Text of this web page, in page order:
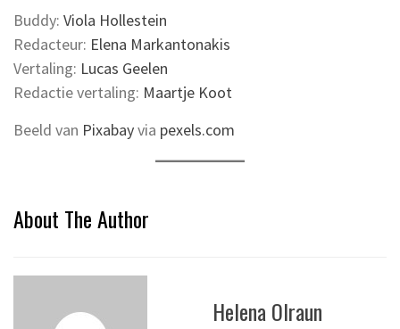
Buddy: Viola Hollestein
Redacteur: Elena Markantonakis
Vertaling: Lucas Geelen
Redactie vertaling: Maartje Koot
Beeld van Pixabayvia pexels.com
About The Author
Helena Olraun